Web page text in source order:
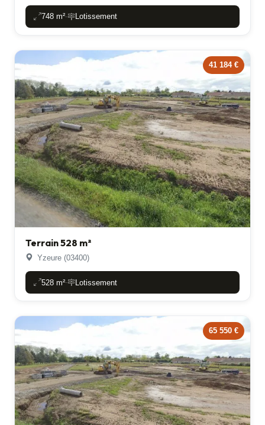
748 m²- Lotissement
41 184 €
Terrain 528 m²
Yzeure (03400)
528 m²- Lotissement
65 550 €